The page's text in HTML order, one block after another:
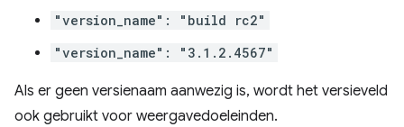
"version_name": "build rc2"
"version_name": "3.1.2.4567"
Als er geen versienaam aanwezig is, wordt het versieveld
ook gebruikt voor weergavedoeleinden.